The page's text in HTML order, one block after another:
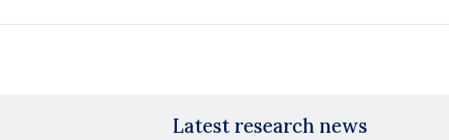
Latest research news